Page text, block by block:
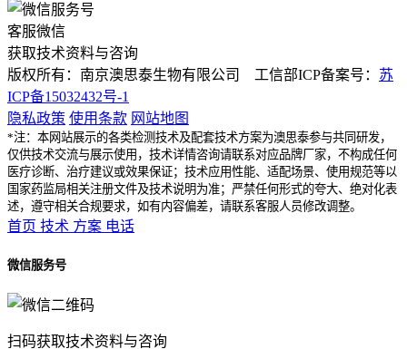
客服微信
获取技术资料与咨询
版权所有：南京澳思泰生物有限公司 工信部ICP备案号： 苏
ICP备15032432号-1
隐私政策 使用条款 网站地图
*注：本网站展示的各类检测技术及配套技术方案为澳思泰参与共同研发，
仅供技术交流与展示使用，技术详情咨询请联系对应品牌厂家，不构成任何
医疗诊断、治疗建议或效果保证；技术应用性能、适配场景、使用规范等以
国家药监局相关注册文件及技术说明为准；严禁任何形式的夸大、绝对化表
述，遵守相关合规要求，如有内容偏差，请联系客服人员修改调整。
首页 技术 方案 电话
微信服务号
扫码获取技术资料与咨询